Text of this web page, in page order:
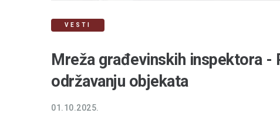
VESTI
Mreža građevinskih inspektora -
održavanju objekata
01.10.2025.